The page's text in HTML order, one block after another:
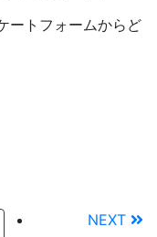
ートフォームからど
NEXT